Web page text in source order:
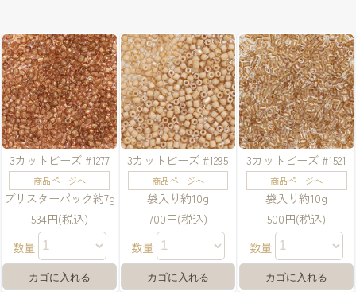
3カットビーズ #1277
商品ページへ
ブリスターパック約7g
534円(税込)
数量
3カットビーズ #1295
商品ページへ
袋入り約10g
700円(税込)
数量
3カットビーズ #1521
商品ページへ
袋入り約10g
500円(税込)
数量